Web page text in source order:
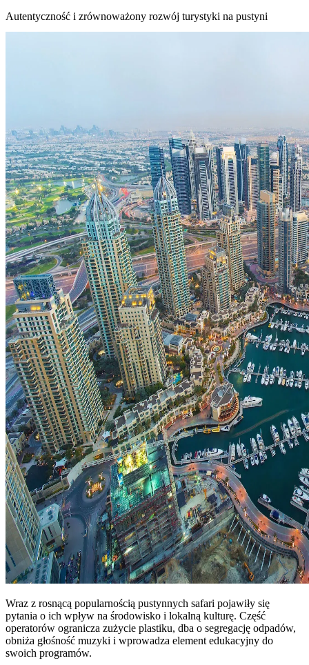
Autentyczność i zrównoważony rozwój turystyki na pustyni
Wraz z rosnącą popularnością pustynnych safari pojawiły się
pytania o ich wpływ na środowisko i lokalną kulturę. Część
operatorów ogranicza zużycie plastiku, dba o segregację odpadów,
obniża głośność muzyki i wprowadza element edukacyjny do
swoich programów.